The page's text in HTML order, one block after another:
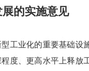
的实施意见
业化的重要基础设
度、更高水平上释放